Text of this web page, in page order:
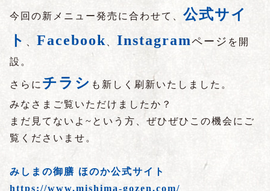
今回の新メニュー発売に合わせて、 公式サイ
ト 、 Facebook、 Instagramページ を開
設。
さらに チラシ も新しく刷新いたしました。
みなさまご覧いただけましたか？
まだ見てないよ ~ という方、ぜひぜひこの機会にご
覧くださいませ。
みしまの御膳 ほのか公式サイト
https://www.mishima-gozen.com/